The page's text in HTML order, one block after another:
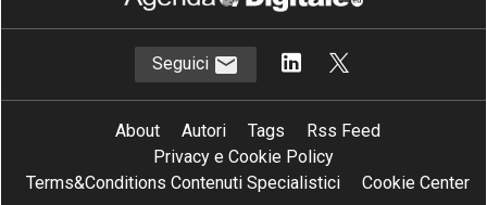
Seguici
About Autori Tags
Rss Feed
Privacy e Cookie Policy
Terms&Conditions Contenuti Specialistici
Cookie Center